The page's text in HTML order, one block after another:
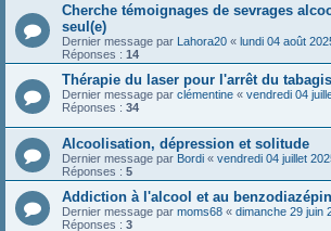
Cherche témoignages de sevrages
seul(e)
Dernier message par Lahora20 « lundi 04 août
Réponses : 14
Thérapie du laser pour l'arrêt du
Dernier message par clémentine « vendredi 04
Réponses : 34
Alcoolisation, dépression et solitude
Dernier message par Bordi « vendredi 04 juillet
Réponses : 5
Addiction à l'alcool et au
Dernier message par moms68 « dimanche 29 juin
Réponses : 3